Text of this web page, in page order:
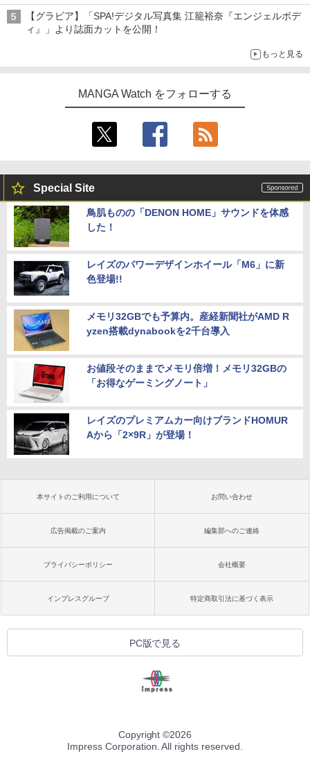
【グラビア】「SPA!デジタル写真集 江籠裕奈『エンジェルボデ
ィ』」より誌面カットを公開！
もっと見る
MANGA Watch をフォローする
Special Site
鳥肌ものの「DENON HOME」サウンドを体感
した！
レイズのパワーデザインホイール「M6」に新
色登場!!
メモリ32GBでも予算内。産経新聞社がAMD R
yzen搭載dynabookを2千台導入
お値段そのままでメモリ倍増！メモリ32GBの
「お得なゲーミングノート」
レイズのプレミアムカー向けブランドHOMUR
Aから「2×9R」が登場！
本サイトのご利用について お問い合わせ
広告掲載のご案内 編集部へのご連絡
プライバシーポリシー 会社概要
インプレスグループ 特定商取引法に基づく表示
PC版で見る
Copyright ©2026
Impress Corporation. All rights reserved.